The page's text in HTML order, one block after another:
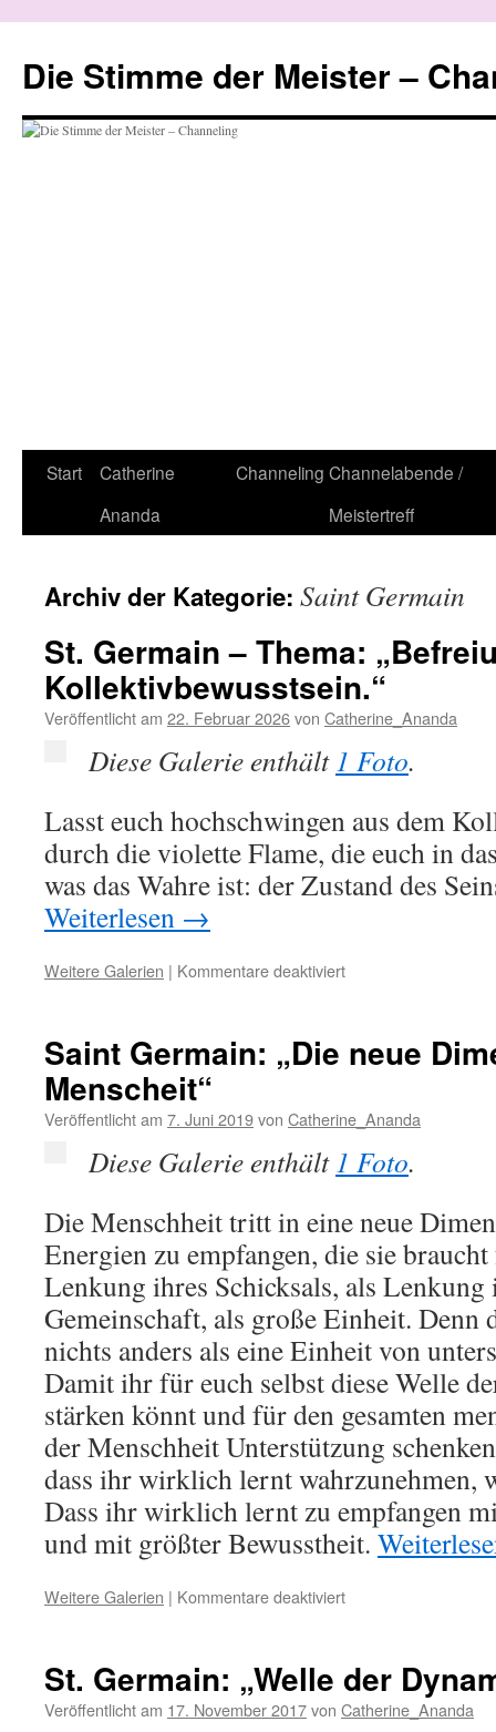
springen
Die Stimme der Meister –
Start
Catherine
Ananda
Channeling Channelabende /
Meistertreff
Archiv der Kategorie: Saint Germain
St. Germain – Thema:
Kollektivbewusstsein.“
Veröffentlicht am 22. Februar 2026von Catherine_Ananda
Diese Galerie enthält1 Foto.
Lasst euch hochschwingen aus dem
durch die violette Flame, die euch in
was das Wahre ist: der Zustand des
Weiterlesen →
Weitere Galerien | Kommentare deaktiviertfür
Thema:
dem
Saint Germain: „Die neue
Menscheit“
Veröffentlicht am 7. Juni 2019von Catherine_Ananda
Diese Galerie enthält1 Foto.
Die Menschheit tritt in eine neue
Energien zu empfangen, die sie
Lenkung ihres Schicksals, als Lenkung
Gemeinschaft, als große Einheit. Denn
nichts anders als eine Einheit von
Damit ihr für euch selbst diese Welle
stärken könnt und für den gesamten
der Menschheit Unterstützung
dass ihr wirklich lernt wahrzunehmen,
Dass ihr wirklich lernt zu empfangen
und mit größter Bewusstheit.
Weitere Galerien | Kommentare deaktiviertfür
neue
Dimension
St. Germain: „Welle der
Veröffentlicht am 17. November 2017von Catherine_Ananda